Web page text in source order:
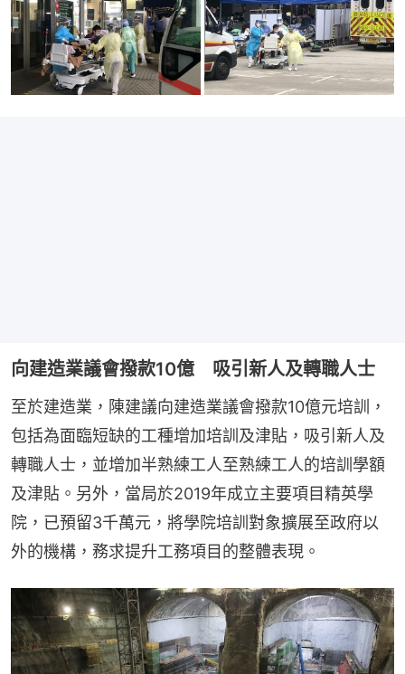
向建造業議會撥款10億 吸引新人及轉職人士
至於建造業，陳建議向建造業議會撥款10億元培訓，
包括為面臨短缺的工種增加培訓及津貼，吸引新人及
轉職人士，並增加半熟練工人至熟練工人的培訓學額
及津貼。另外，當局於2019年成立主要項目精英學
院，已預留3千萬元，將學院培訓對象擴展至政府以
外的機構，務求提升工務項目的整體表現。